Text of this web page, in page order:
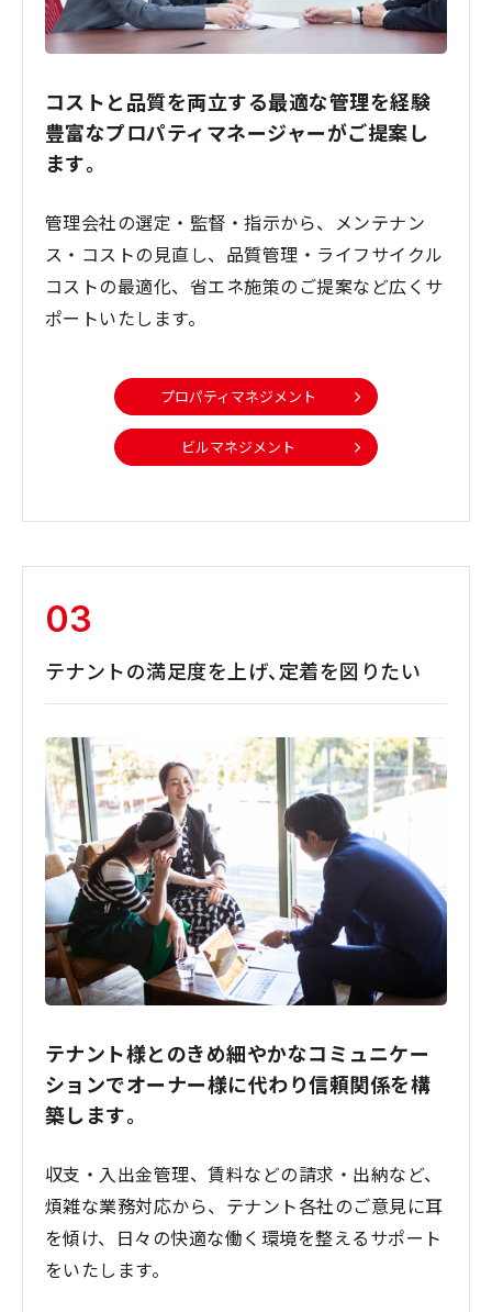
コストと品質を両立する最適な管理を経験
豊富なプロパティマネージャーがご提案し
ます。
管理会社の選定・監督・指示から、メンテナン
ス・コストの見直し、品質管理・ライフサイクル
コストの最適化、省エネ施策のご提案など広くサ
ポートいたします。
プロパティマネジメント
ビルマネジメント
03
テナントの満足度を上げ、定着を図りたい
テナント様とのきめ細やかなコミュニケー
ションでオーナー様に代わり信頼関係を構
築します。
収支・入出金管理、賃料などの請求・出納など、
煩雑な業務対応から、テナント各社のご意見に耳
を傾け、日々の快適な働く環境を整えるサポート
をいたします。